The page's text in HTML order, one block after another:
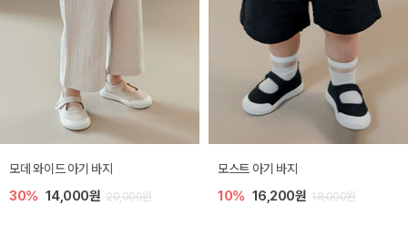
모데 와이드 아기 바지
30% 14,000원 20,000원
모스트 아기 바지
10% 16,200원 18,000원